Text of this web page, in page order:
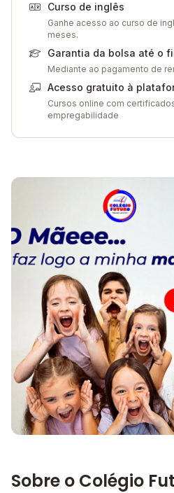
Curso de inglês
Ganhe acesso ao curso de
meses.
Garantia da bolsa até o
Mediante ao pagamento de
Acesso gratuito à
Cursos online com
empregabilidade
Galeria de imagem
Sobre o Colégio